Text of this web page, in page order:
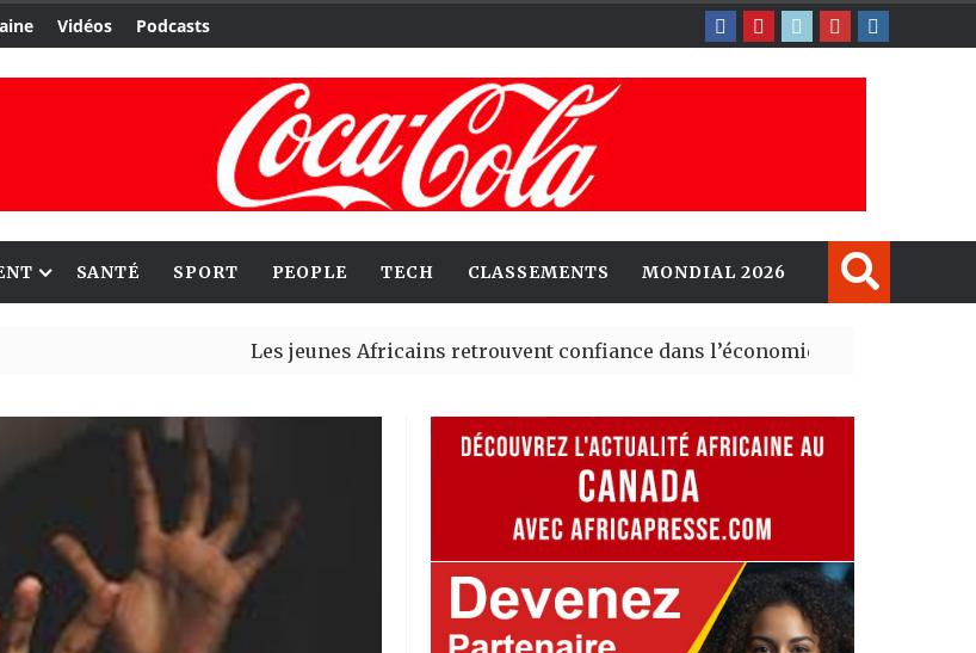
Vidéos Podcasts
SANTÉ SPORT PEOPLE TECH CLASSEMENTS MONDIAL 2026
Les jeunes Africains retrouvent confiance dans l’économie, mais trois grands